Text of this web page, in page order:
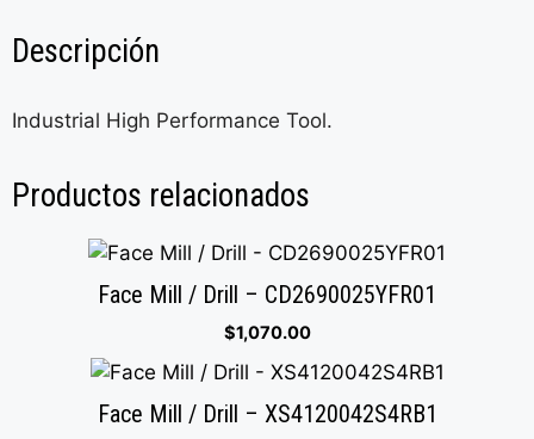
Descripción
Industrial High Performance Tool.
Productos relacionados
Face Mill / Drill – CD2690025YFR01
$1,070.00
Face Mill / Drill – XS4120042S4RB1